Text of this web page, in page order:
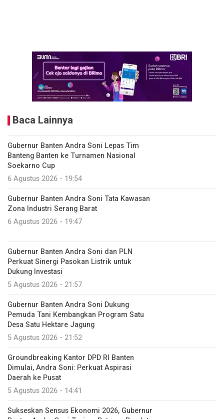
Baca Lainnya
Gubernur Banten Andra Soni Lepas Tim
Banteng Banten ke Turnamen Nasional
Soekarno Cup
6 Agustus 2026 - 19:54
Gubernur Banten Andra Soni Tata Kawasan
Zona Industri Serang Barat
6 Agustus 2026 - 19:47
Gubernur Banten Andra Soni dan PLN
Perkuat Sinergi Pasokan Listrik untuk
Dukung Investasi
5 Agustus 2026 - 21:57
Gubernur Banten Andra Soni Dukung
Pemuda Tani Kembangkan Program Satu
Desa Satu Hektare Jagung
5 Agustus 2026 - 21:52
Groundbreaking Kantor DPD RI Banten
Dimulai, Andra Soni: Perkuat Aspirasi
Daerah ke Pusat
5 Agustus 2026 - 14:41
Sukseskan Sensus Ekonomi 2026, Gubernur